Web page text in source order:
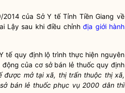
của Sở Y tế Tỉnh Tiền Giang về
Lậy sau khi điều chỉnhđịa giới hành
tế quy định lộ trình thực hiện nguyên
của cơ sở bán lẻ thuốc quy định
được mở tại xã, thị trấn thuộc thị xã,
bán lẻ thuốc phục vụ 2000 dân thì